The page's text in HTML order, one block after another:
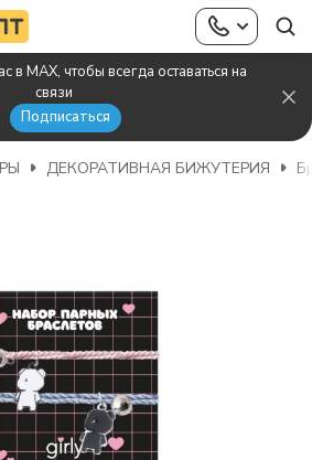
в MAX, чтобы всегда оставаться на
связи
Подписаться
ДЕКОРАТИВНАЯ БИЖУТЕРИЯ